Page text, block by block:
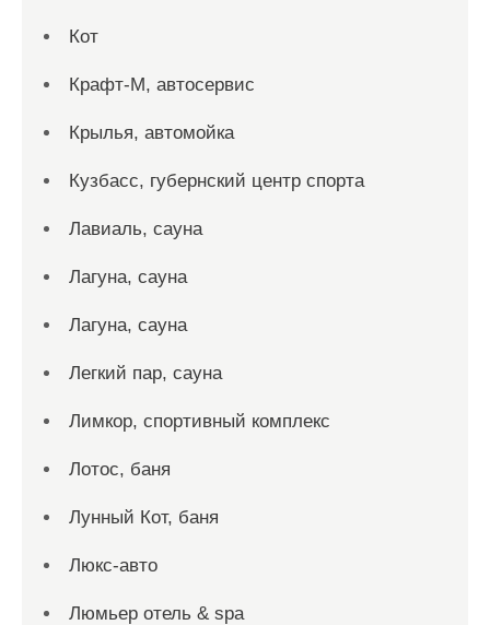
Кот
Крафт-М, автосервис
Крылья, автомойка
Кузбасс, губернский центр спорта
Лавиаль, сауна
Лагуна, сауна
Лагуна, сауна
Легкий пар, сауна
Лимкор, спортивный комплекс
Лотос, баня
Лунный Кот, баня
Люкс-авто
Люмьер отель & spa